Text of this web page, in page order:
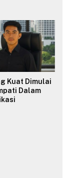
Kuat Dimulai
Dalam